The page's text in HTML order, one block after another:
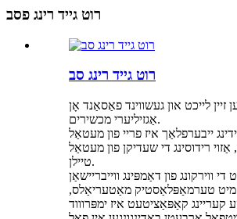
רוט גייד רינג פסב
רוט גייד רינג סב
זיין לייכט און געשווינד פאַסאַנד אָן
אַגזיליערי מכשירים.
ייבערפלאַך איז פריי פון מעטאַל
רידוסינג די שעדיקן פון מעטאַל
טיילן.
טערמאַפּלאַסטיק מאַטעריאַלס,